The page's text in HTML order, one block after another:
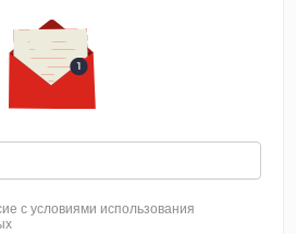
с условиями использования